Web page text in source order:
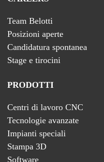
Team Belotti
Posizioni aperte
Candidatura spontanea
Stage e tirocini
PRODOTTI
Centri di lavoro CNC
Tecnologie avanzate
Impianti speciali
Stampa 3D
Software